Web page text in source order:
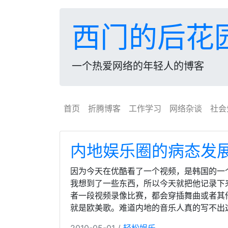
西门的后花
一个热爱网络的年轻人的博客
首页 折腾博客 工作学习 网络杂谈 社
内地娱乐圈的病态发
因为今天在优酷看了一个视频，是韩国的
我想到了一些东西，所以今天就把他记录
者一段视频录像比赛，都会穿插舞曲或者
就是欧美歌。难道内地的音乐人真的写不出